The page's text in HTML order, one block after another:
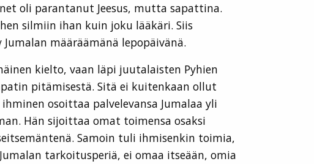
oli parantanut Jeesus, mutta sapattina.
silmiin ihan kuin joku lääkäri. Siis
määräämänä lepopäivänä.
kielto, vaan läpi juutalaisten Pyhien
pitämisestä. Sitä ei kuitenkaan ollut
osoittaa palvelevansa Jumalaa yli
Hän sijoittaa omat toimensa osaksi
Samoin tuli ihmisenkin toimia,
tarkoitusperiä, ei omaa itseään, omia